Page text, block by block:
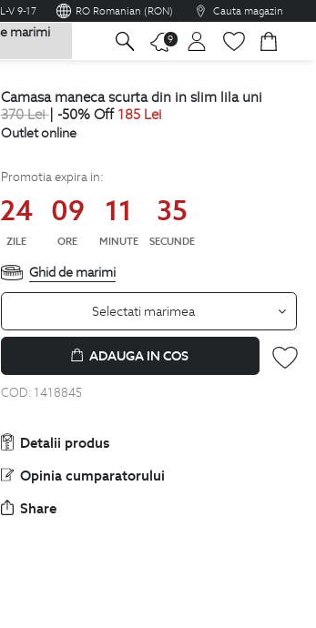
L-V 9-17 RO Romanian (RON) Cauta magazin
marimi
9
camasa maneca scurta din in slim lila uni
370Lei| -50% Off 185 Lei
Outlet online
Promotia expira in:
24
ZILE
09
ORE
11
MINUTE
34
SECUNDE
Ghid de marimi
Selectati marimea
ADAUGA IN COS
COD: 1418845
Detalii produs
Opinia cumparatorului
Share